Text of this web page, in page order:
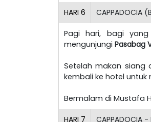
HARI 6 CAPPADOCIA
Pagi hari, bagi
mengunjungi Pasabag
Setelah makan siang
kembali ke hotel
Bermalam di Mustafa
HARI 7 CAPPADOCIA